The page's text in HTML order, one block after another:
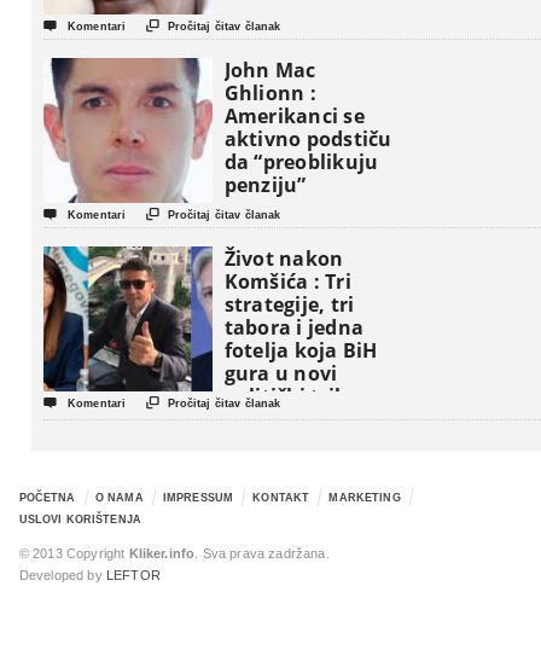
 Komentari  Pročitaj čitav članak
John Mac
Ghlionn :
Amerikanci se
aktivno podstiču
da “preoblikuju
penziju”
 Komentari  Pročitaj čitav članak
Život nakon
Komšića : Tri
strategije, tri
tabora i jedna
fotelja koja BiH
gura u novi
politički triler
 Komentari  Pročitaj čitav članak
POČETNA O NAMA IMPRESSUM KONTAKT
MARKETING
USLOVI KORIŠTENJA
© 2013 Copyright Kliker.info . Sva prava zadržana.
Developed by
LEFTOR